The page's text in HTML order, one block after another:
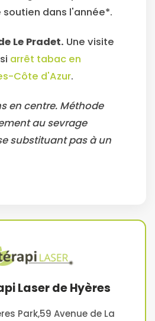
soutien dans l'année*.
Le Pradet. Une visite
arrêt tabac en
Côte d'Azur.
en centre. Méthode
au sevrage
substituant pas à un
Laser de Hyères
Park,59 Avenue de La